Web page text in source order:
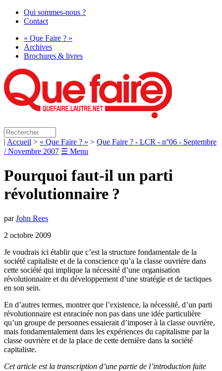
Qui sommes-nous ?
Contact
« Que Faire ? »
Archives
Brochures & livres
| Accueil > « Que Faire ? » > Que Faire ? - LCR - n°06 - Septembre
/ Novembre 2007 ☰ Menu
Pourquoi faut-il un parti
révolutionnaire ?
parJohn Rees
2 octobre 2009
Je voudrais ici établir que c’est la structure fondamentale de la
société capitaliste et de la conscience qu’a la classe ouvrière dans
cette société qui implique la nécessité d’une organisation
révolutionnaire et du développement d’une stratégie et de tactiques
en son sein.
En d’autres termes, montrer que l’existence, la nécessité, d’un parti
révolutionnaire est enracinée non pas dans une idée particulière
qu’un groupe de personnes essaierait d’imposer à la classe ouvrière,
mais fondamentalement dans les expériences du capitalisme par la
classe ouvrière et de la place de cette dernière dans la société
capitaliste.
Cet article est la transcription d’une partie de l’introduction faite